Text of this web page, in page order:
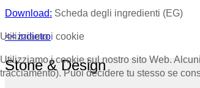
Download: Scheda degli ingredienti (EG)
<< indietro
Stone & Design
Utilizziamo i cookie
Utilizziamo i cookie sul nostro sito Web.
tracciamento). Puoi decidere tu stesso se